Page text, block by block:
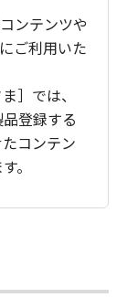
ンテンツや
ご利用いた
］では、
登録する
コンテン
。